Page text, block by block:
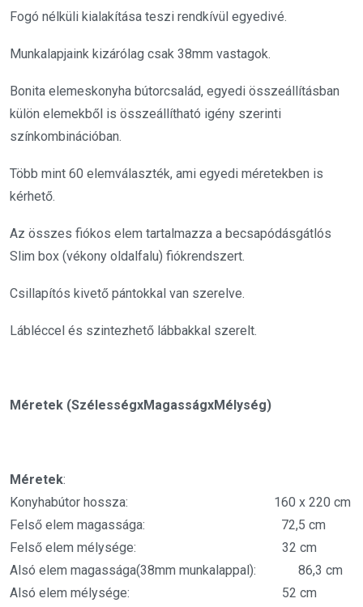
Fogó nélküli kialakítása teszi rendkívül egyedivé.
Munkalapjaink kizárólag csak 38mm vastagok.
Bonita elemeskonyha bútorcsalád, egyedi összeállításban
külön elemekből is összeállítható igény szerinti
színkombinációban.
Több mint 60 elemválaszték, ami egyedi méretekben is
kérhető.
Az összes fiókos elem tartalmazza a becsapódásgátlós
Slim box (vékony oldalfalu) fiókrendszert.
Csillapítós kivető pántokkal van szerelve.
Lábléccel és szintezhető lábbakkal szerelt.
Méretek (SzélességxMagasságxMélység)
Méretek:
Konyhabútor hossza: 160 x 220 cm
Felső elem magassága: 72,5 cm
Felső elem mélysége: 32 cm
Alsó elem magassága(38mm munkalappal): 86,3 cm
Alsó elem mélysége: 52 cm